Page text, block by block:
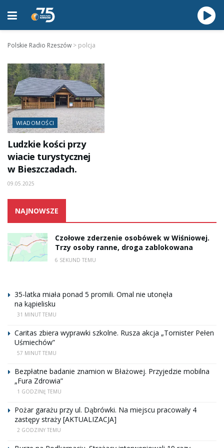
Polskie Radio Rzeszów > polcja
WIADOMOŚCI
Ludzkie kości przy
wiacie turystycznej
w Bieszczadach.
09.05.2025
NAJNOWSZE
Czołowe zderzenie osobówek w Wiśniowej.
Trzy osoby ranne, droga zablokowana
6 SEKUND TEMU
35-latka miała ponad 5 promili. Omal nie utonęła
na kąpielisku
31 MINUT TEMU
Caritas zbiera wyprawki szkolne. Rusza akcja „Tornister Pełen
Uśmiechów”
57 MINUT TEMU
Bezpłatne badanie znamion w Błażowej. Przyjedzie mobilna
„Fura Zdrowia”
1 GODZINĘ TEMU
Pożar garażu przy ul. Dąbrówki. Na miejscu pracowały 4
zastępy straży [AKTUALIZACJA]
2 GODZINY TEMU